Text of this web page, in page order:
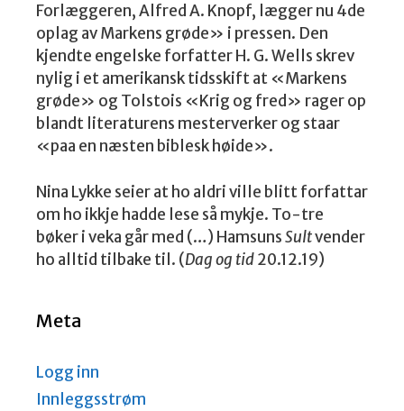
Forlæggeren, Alfred A. Knopf, lægger nu 4de
oplag av Markens grøde» i pressen. Den
kjendte engelske forfatter H. G. Wells skrev
nylig i et amerikansk tidsskift at «Markens
grøde» og Tolstois «Krig og fred» rager op
blandt literaturens mesterverker og staar
«paa en næsten biblesk høide».
Nina Lykke seier at ho aldri ville blitt forfattar
om ho ikkje hadde lese så mykje. To-tre
bøker i veka går med (…) HamsunsSultvender
ho alltid tilbake til. (Dag og tid20.12.19)
Meta
Logg inn
Innleggsstrøm